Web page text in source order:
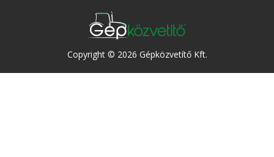
Copyright © 2026 Gépközvetítő Kft.